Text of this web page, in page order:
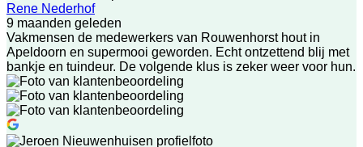
Rene Nederhof
9 maanden geleden
Vakmensen de medewerkers van Rouwenhorst hout in
Apeldoorn en supermooi geworden. Echt ontzettend blij met
bankje en tuindeur. De volgende klus is zeker weer voor hun.